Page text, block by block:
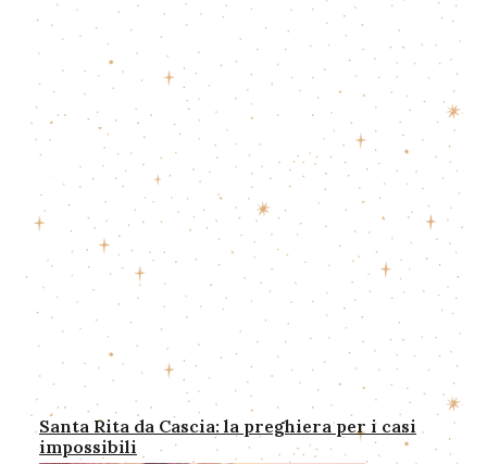
Santa Rita da Cascia: la preghiera per i casi
impossibili